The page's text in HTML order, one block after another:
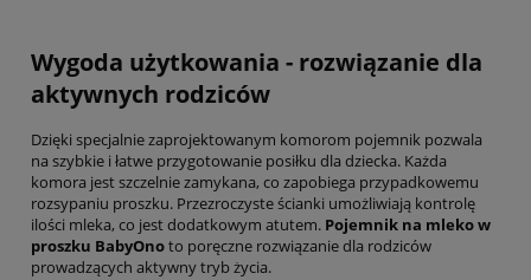
Wygoda użytkowania - rozwiązanie dla
aktywnych rodziców
Dzięki specjalnie zaprojektowanym komorom pojemnik pozwala
na szybkie i łatwe przygotowanie posiłku dla dziecka. Każda
komora jest szczelnie zamykana, co zapobiega przypadkowemu
rozsypaniu proszku. Przezroczyste ścianki umożliwiają kontrolę
ilości mleka, co jest dodatkowym atutem. Pojemnik na mleko w
proszku BabyOnoto poręczne rozwiązanie dla rodziców
prowadzących aktywny tryb życia.